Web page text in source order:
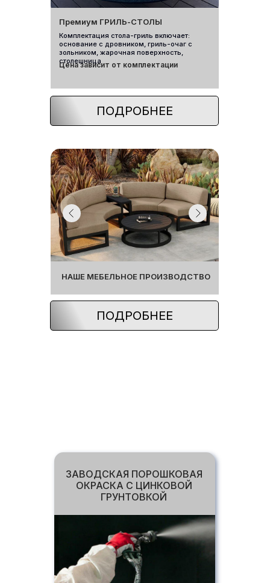
НАШЕ МЕБЕЛЬНОЕ ПРОИЗВОДСТВО
ПОДРОБНЕЕ
ПОДРОБНЕЕ
Комплектация стола-гриль включает:
основание с дровником, гриль-очаг с
зольником, жарочная поверхность,
столешница
Премиум ГРИЛЬ-СТОЛЫ
Цена зависит от комплектации
ЗАВОДСКАЯ ПОРОШКОВАЯ
ОКРАСКА С ЦИНКОВОЙ
ГРУНТОВКОЙ